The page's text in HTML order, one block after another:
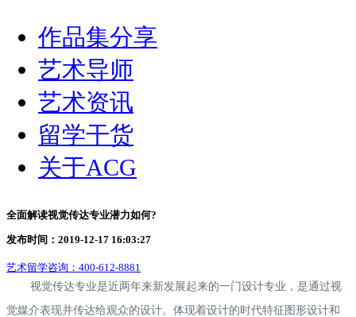
作品集分享
艺术导师
艺术资讯
留学干货
关于ACG
全面解读视觉传达专业潜力如何?
发布时间：2019-12-17 16:03:27
艺术留学咨询： 400-612-8881
视觉传达专业是近两年来新发展起来的一门设计专业，是通过视
觉媒介表现并传达给观众的设计。体现着设计的时代特征图形设计和